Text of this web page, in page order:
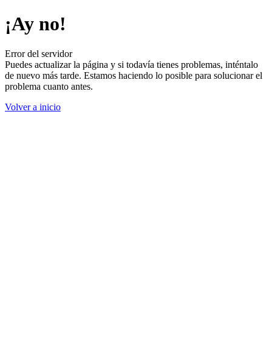
¡Ay no!
Error del servidor
Puedes actualizar la página y si todavía tienes problemas, inténtalo
de nuevo más tarde. Estamos haciendo lo posible para solucionar el
problema cuanto antes.
Volver a inicio